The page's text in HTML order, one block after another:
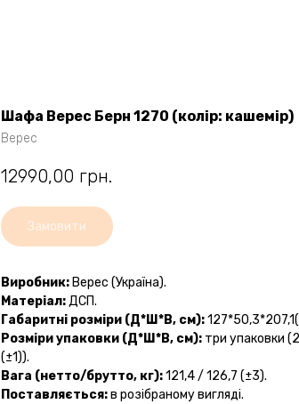
Шафа Верес Берн 1270 (колір: кашемір)
Верес
12990,00 грн.
Замовити
Виробник: Верес (Україна).
Матеріал:ДСП.
Габаритні розміри (Д*Ш*В, см):
Розміри упаковки (Д*Ш*В, см): три упаковки
(±1)).
Вага (нетто/брутто, кг):121,4 / 126,7 (±3).
Поставляється:в розібраному вигляді.